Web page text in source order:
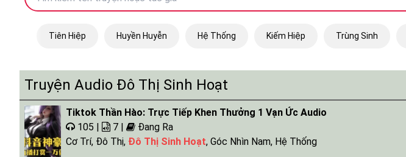
Tiên Hiệp Huyền Huyễn Hệ Thống Kiếm Hiệp Trùng Sinh
Truyện Audio Đô Thị Sinh Hoạt
Tiktok Thần Hào: Trực Tiếp Khen Thưởng 1 Vạn Ức Audio
105 |
7 |
Đang Ra
Cơ Trí, Đô Thị, Đô Thị Sinh Hoạt, Góc Nhìn Nam, Hệ Thống